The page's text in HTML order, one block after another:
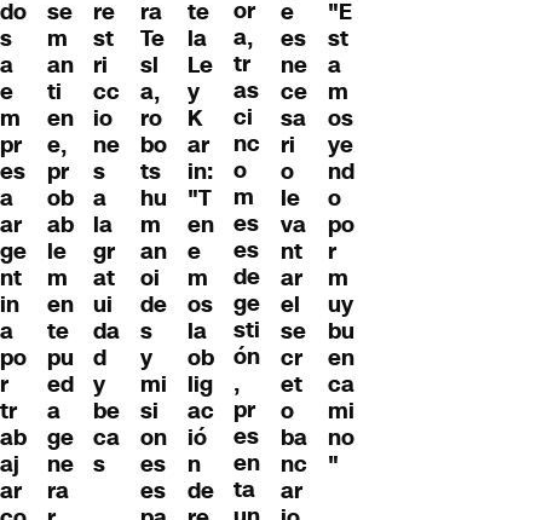
do
s
a
e
m
pr
es
a
ar
ge
nt
in
a
po
r
tr
ab
aj
ar
se
m
an
ti
en
e,
pr
ob
ab
le
m
en
te
pu
ed
a
ge
ne
ra
re
st
ri
cc
io
ne
s
a
la
gr
at
ui
da
d
y
be
ca
s
ra
Te
sl
a,
ro
bo
ts
hu
m
an
oi
de
s
y
mi
si
on
es
es
te
la
Le
y
K
ar
in:
"T
en
e
m
os
la
ob
lig
ac
ió
n
de
or
a,
tr
as
ci
nc
o
m
es
es
de
ge
sti
ón
,
pr
es
en
ta
e
es
ne
ce
sa
ri
o
le
va
nt
ar
el
se
cr
et
o
ba
nc
ar
"E
st
a
m
os
ye
nd
o
po
r
m
uy
bu
en
ca
mi
no
"